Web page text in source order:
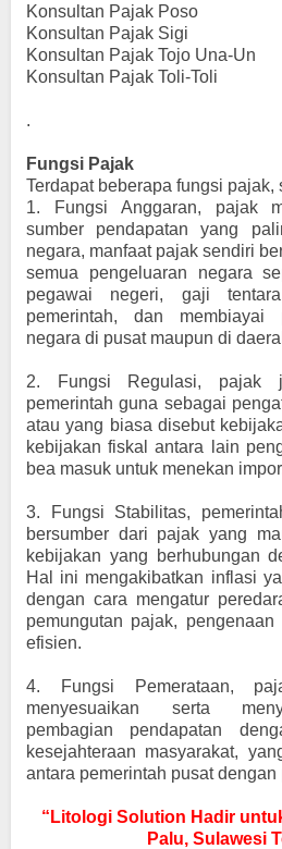
Konsultan Pajak Poso
Konsultan Pajak Sigi
Konsultan Pajak Tojo Una-Un
Konsultan Pajak Toli-Toli
.
Fungsi Pajak
Terdapat beberapa fungsi pajak,
1.
Fungsi Anggaran, pajak
sumber pendapatan yang
negara, manfaat pajak sendiri
semua pengeluaran negara
pegawai negeri, gaji
pemerintah, dan membiayai
negara di pusat maupun di
2.
Fungsi Regulasi, pajak
pemerintah guna sebagai
atau yang biasa disebut
kebijakan fiskal antara lain
bea masuk untuk menekan
3.
Fungsi Stabilitas,
bersumber dari pajak yang
kebijakan yang berhubungan
Hal ini mengakibatkan inflasi
dengan cara mengatur
pemungutan pajak,
efisien.
4.
Fungsi Pemerataan,
menyesuaikan serta
pembagian pendapatan
kesejahteraan masyarakat,
antara pemerintah pusat
“Litologi Solution Hadir
Palu, Sulawesi